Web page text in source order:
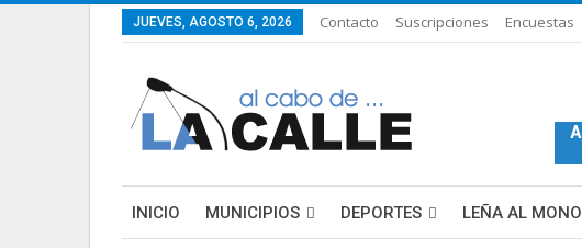
JUEVES, AGOSTO 6, 2026 Contacto Suscripciones Encuestas
INICIO MUNICIPIOS DEPORTES LEÑA AL MONO